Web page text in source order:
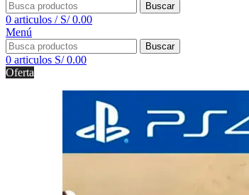
Buscar
0 articulos / S/0.00
Menú
Buscar
0 articulos S/0.00
Oferta